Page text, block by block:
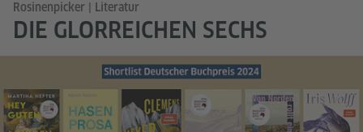
Rosinenpicker | Literatur
DIE GLORREICHEN SECHS